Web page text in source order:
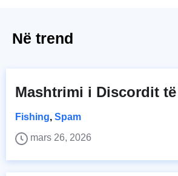
Në trend
Mashtrimi i Discordit
Fishing, Spam
mars 26, 2026